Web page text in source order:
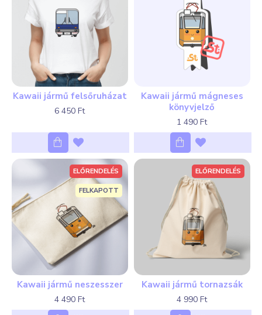
Kawaii jármű felsőruházat
6 450 Ft
Kawaii jármű mágneses
könyvjelző
1 490 Ft
FELKAPOTT
ELŐRENDELÉS
Kawaii jármű neszesszer
4 490 Ft
ELŐRENDELÉS
Kawaii jármű tornazsák
4 990 Ft